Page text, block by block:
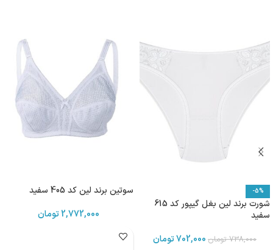
-5%
شورت برند لین بغل گیپور کد 615
سفید
738,000 تومان 702,000تومان
سوتین برند لین کد 405 سفید
2,772,000 تومان